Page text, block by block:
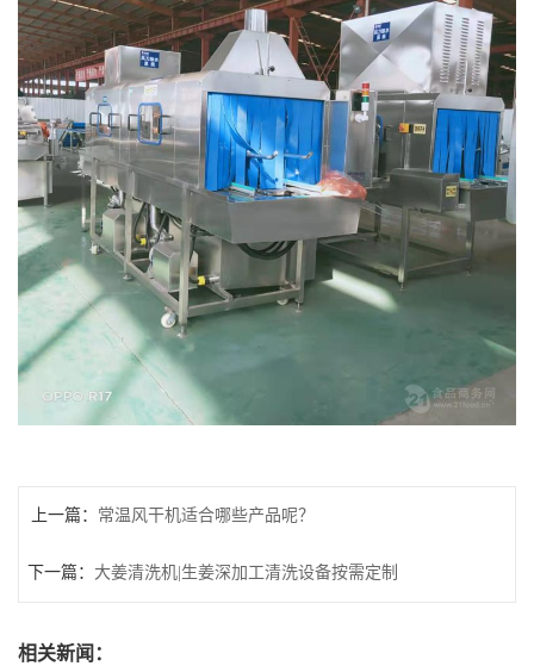
上一篇： 常温风干机适合哪些产品呢？
下一篇： 大姜清洗机|生姜深加工清洗设备按需定制
相关新闻：